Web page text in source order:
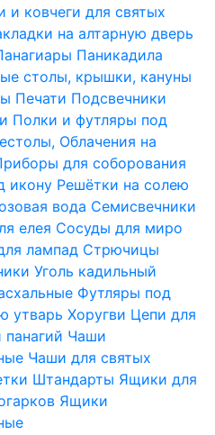
ковчеги для святых
на алтарную дверь
Паникадила
столы, крышки, кануны
Печати Подсвечники
Полки и футляры под
Облачения на
для соборования
икону Решётки на солею
вода Семисвечники
елея Сосуды для миро
лампад Стрючицы
Уголь кадильный
Футляры под
утварь Хоругви Цепи для
панагий Чаши
Чаши для святых
Штандарты Ящики для
Ящики